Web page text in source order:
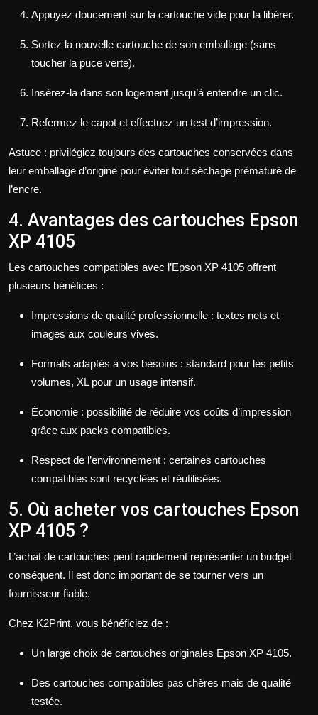
Appuyez doucement sur la cartouche vide pour la libérer.
Sortez la nouvelle cartouche de son emballage (sans
toucher la puce verte).
Insérez-la dans son logement jusqu’à entendre un clic.
Refermez le capot et effectuez un test d’impression.
Astuce : privilégiez toujours des cartouches conservées dans
leur emballage d’origine pour éviter tout séchage prématuré de
l’encre.
4. Avantages des cartouches Epson
XP 4105
Les cartouches compatibles avec l’Epson XP 4105 offrent
plusieurs bénéfices :
Impressions de qualité professionnelle : textes nets et
images aux couleurs vives.
Formats adaptés à vos besoins : standard pour les petits
volumes, XL pour un usage intensif.
Économie : possibilité de réduire vos coûts d’impression
grâce aux packs compatibles.
Respect de l’environnement : certaines cartouches
compatibles sont recyclées et réutilisées.
5. Où acheter vos cartouches Epson
XP 4105 ?
L’achat de cartouches peut rapidement représenter un budget
conséquent. Il est donc important de se tourner vers un
fournisseur fiable.
Chez K2Print, vous bénéficiez de :
Un large choix de cartouches originales Epson XP 4105.
Des cartouches compatibles pas chères mais de qualité
testée.